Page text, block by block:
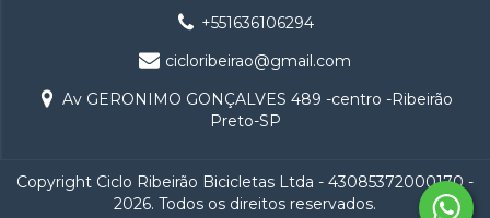
+551636106294
cicloribeirao@gmail.com
Av GERONIMO GONÇALVES 489 -centro -Ribeirão
Preto-SP
Copyright Ciclo Ribeirão Bicicletas Ltda - 43085372000170 -
2026. Todos os direitos reservados.